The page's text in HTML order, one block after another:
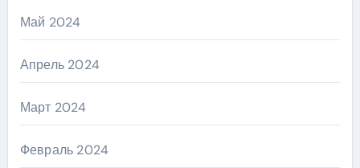
Май 2024
Апрель 2024
Март 2024
Февраль 2024